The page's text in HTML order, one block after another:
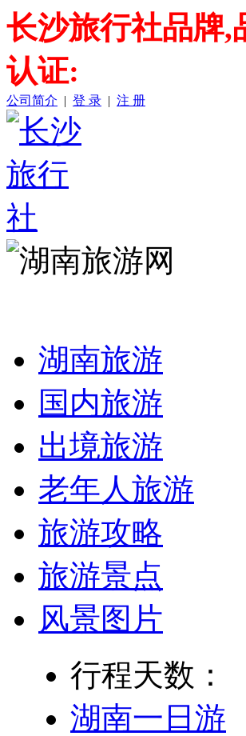
长沙旅行社品牌,
认证:
公司简介 | 登 录 | 注 册
湖南旅游
国内旅游
出境旅游
老年人旅游
旅游攻略
旅游景点
风景图片
行程天数：
湖南一日游